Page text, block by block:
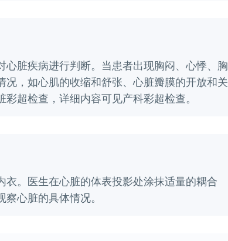
脏疾病进行判断。当患者出现胸闷、心悸、胸
，如心肌的收缩和舒张、心脏瓣膜的开放和关
超检查，详细内容可见产科彩超检查。
。医生在心脏的体表投影处涂抹适量的耦合
心脏的具体情况。